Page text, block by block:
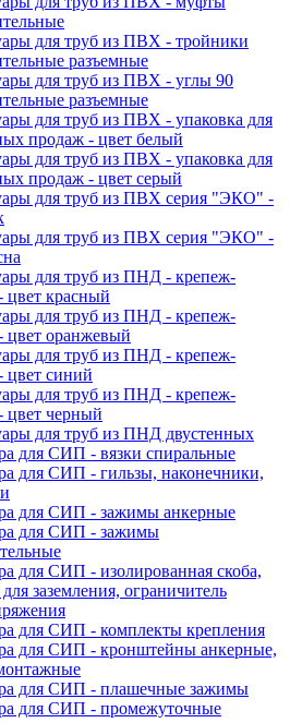
для труб из ПВХ - тройники
разъемные
для труб из ПВХ - углы 90
разъемные
для труб из ПВХ - упаковка для
продаж - цвет белый
для труб из ПВХ - упаковка для
продаж - цвет серый
для труб из ПВХ серия "ЭКО" -
для труб из ПВХ серия "ЭКО" -
для труб из ПНД - крепеж-
цвет красный
для труб из ПНД - крепеж-
цвет оранжевый
для труб из ПНД - крепеж-
цвет синий
для труб из ПНД - крепеж-
цвет черный
для труб из ПНД двустенных
для СИП - вязки спиральные
для СИП - гильзы, наконечники,
для СИП - зажимы анкерные
для СИП - зажимы
для СИП - изолированная скоба,
заземления, ограничитель
для СИП - комплекты крепления
для СИП - кронштейны анкерные,
для СИП - плашечные зажимы
для СИП - промежуточные